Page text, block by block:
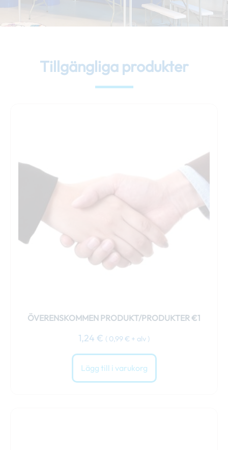
Tillgängliga produkter
ÖVERENSKOMMEN PRODUKT/PRODUKTER €1
1,24 € ( 0,99 € + alv )
Lägg till i varukorg